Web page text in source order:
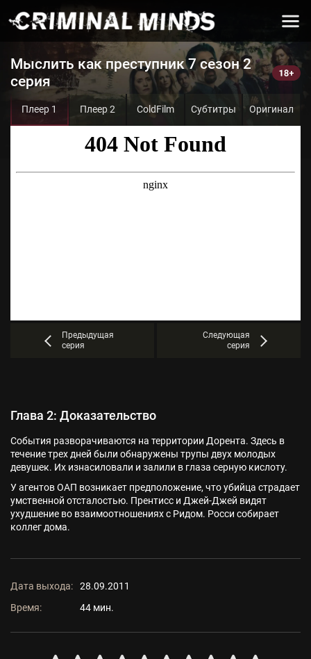
Мыслить как преступник 7 сезон 2
серия
Плеер 1 Плеер 2 ColdFilm Субтитры Оригинал
Предыдущая
серия
Следующая
серия
Глава 2: Доказательство
События разворачиваются на территории Дорента. Здесь в
течение трех дней были обнаружены трупы двух молодых
девушек. Их изнасиловали и залили в глаза серную кислоту.
У агентов ОАП возникает предположение, что убийца страдает
умственной отсталостью. Прентисс и Джей-Джей видят
ухудшение во взаимоотношениях с Ридом. Росси собирает
коллег дома.
Дата выхода:
28.09.2011
Время:
44 мин.